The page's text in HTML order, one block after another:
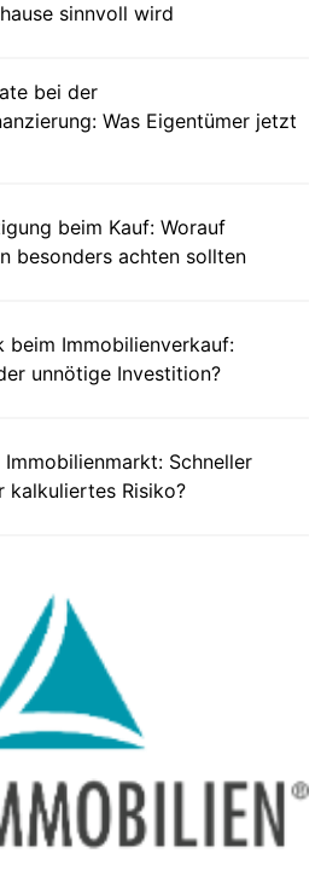
sinnvoll wird
bei der
Was Eigentümer jetzt
beim Kauf: Worauf
besonders achten sollten
beim Immobilienverkauf:
unnötige Investition?
Immobilienmarkt: Schneller
kalkuliertes Risiko?